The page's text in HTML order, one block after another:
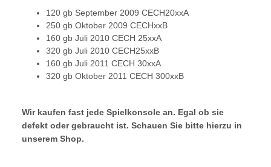
120 gb September 2009 CECH20xxA
250 gb Oktober 2009 CECHxxB
160 gb Juli 2010 CECH 25xxA
320 gb Juli 2010 CECH25xxB
160 gb Juli 2011 CECH 30xxA
320 gb Oktober 2011 CECH 300xxB
Wir kaufen fast jede Spielkonsole an. Egal ob sie
defekt oder gebraucht ist. Schauen Sie bitte hierzu in
unserem Shop.